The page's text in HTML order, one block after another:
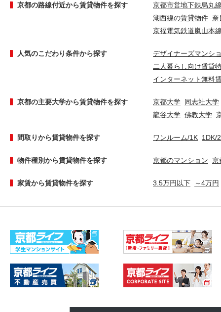
京都の路線付近から賃貸物件を探す
京都市営地下鉄烏丸
湖西線の賃貸物件 奈
京福電気鉄道嵐山本
人気のこだわり条件から探す
デザイナーズマンシ
二人暮らし向け賃貸
インターネット無料
京都の主要大学から賃貸物件を探す 京都大学 同志社大学
龍谷大学 佛教大学
間取りから賃貸物件を探す ワンルーム/1K 1DK/
物件種別から賃貸物件を探す 京都のマンション 京
家賃から賃貸物件を探す 3.5万円以下 ～4万円